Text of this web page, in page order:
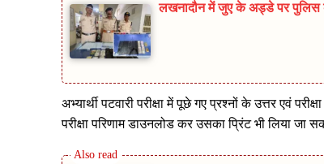
लखनादौन में जुए के अड्डे पर पुलिस
अभ्यार्थी पटवारी परीक्षा में पूछे गए प्रश्नों के उत्तर एवं
परीक्षा परिणाम डाउनलोड कर उसका प्रिंट भी लिया जा